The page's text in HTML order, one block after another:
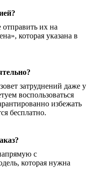
их на
которая указана в
затруднений даже у
воспользоваться
избежать
бесплатно.
с
которая нужна